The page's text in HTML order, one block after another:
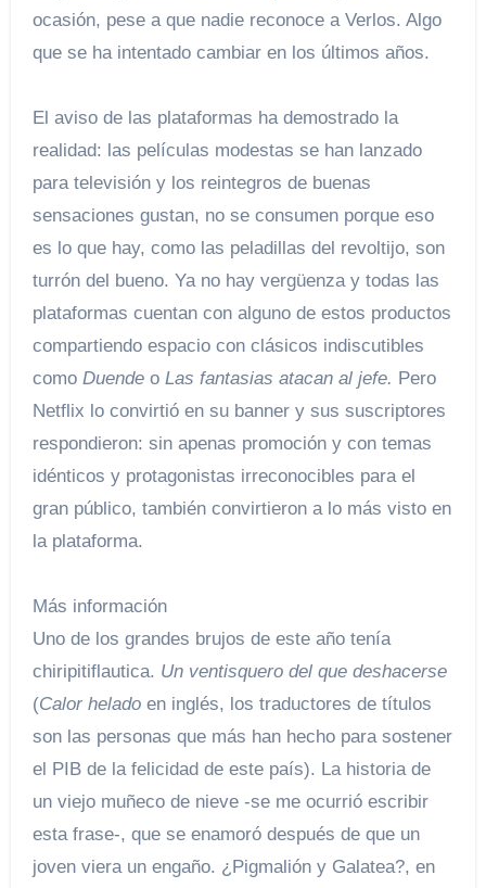
ocasión, pese a que nadie reconoce a Verlos. Algo
que se ha intentado cambiar en los últimos años.
El aviso de las plataformas ha demostrado la
realidad: las películas modestas se han lanzado
para televisión y los reintegros de buenas
sensaciones gustan, no se consumen porque eso
es lo que hay, como las peladillas del revoltijo, son
turrón del bueno. Ya no hay vergüenza y todas las
plataformas cuentan con alguno de estos productos
compartiendo espacio con clásicos indiscutibles
como Duende o Las fantasias atacan al jefe. Pero
Netflix lo convirtió en su banner y sus suscriptores
respondieron: sin apenas promoción y con temas
idénticos y protagonistas irreconocibles para el
gran público, también convirtieron a lo más visto en
la plataforma.
Más información
Uno de los grandes brujos de este año tenía
chiripitiflautica. Un ventisquero del que deshacerse
(Calor heladoen inglés, los traductores de títulos
son las personas que más han hecho para sostener
el PIB de la felicidad de este país). La historia de
un viejo muñeco de nieve -se me ocurrió escribir
esta frase-, que se enamoró después de que un
joven viera un engaño. ¿Pigmalión y Galatea?, en